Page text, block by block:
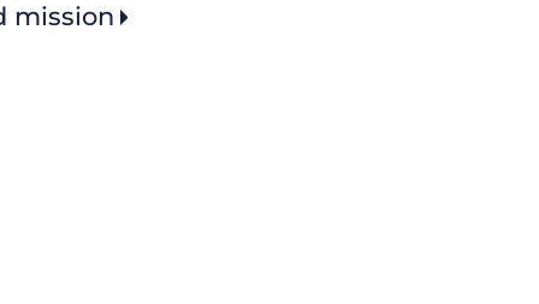
mission